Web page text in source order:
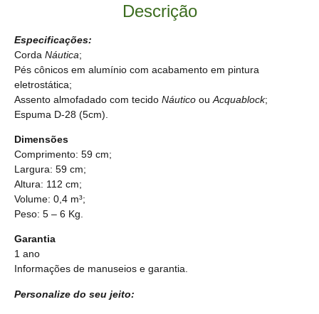
Descrição
Especificações:
Corda Náutica;
Pés cônicos em alumínio com acabamento em pintura
eletrostática;
Assento almofadado com tecido Náutico ou Acquablock;
Espuma D-28 (5cm).
Dimensões
Comprimento: 59 cm;
Largura: 59 cm;
Altura: 112 cm;
Volume: 0,4 m³;
Peso: 5 – 6 Kg.
Garantia
1 ano
Informações de manuseios e garantia.
Personalize do seu jeito: